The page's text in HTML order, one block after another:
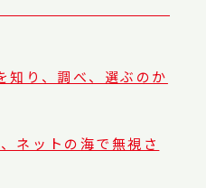
知り、調べ、選ぶのか
ネットの海で無視さ